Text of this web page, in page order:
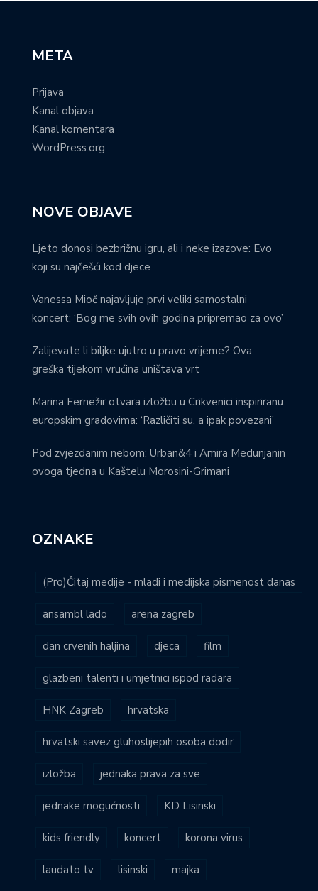
META
Prijava
Kanal objava
Kanal komentara
WordPress.org
NOVE OBJAVE
Ljeto donosi bezbrižnu igru, ali i neke izazove: Evo
koji su najčešći kod djece
Vanessa Mioč najavljuje prvi veliki samostalni
koncert: ‘Bog me svih ovih godina pripremao za ovo’
Zalijevate li biljke ujutro u pravo vrijeme? Ova
greška tijekom vrućina uništava vrt
Marina Fernežir otvara izložbu u Crikvenici inspiriranu
europskim gradovima: ‘Različiti su, a ipak povezani’
Pod zvjezdanim nebom: Urban&4 i Amira Medunjanin
ovoga tjedna u Kaštelu Morosini-Grimani
OZNAKE
(Pro)Čitaj medije - mladi i medijska pismenost danas
ansambl lado arena zagreb
dan crvenih haljina djeca film
glazbeni talenti i umjetnici ispod radara
HNK Zagreb hrvatska
hrvatski savez gluhoslijepih osoba dodir
izložba jednaka prava za sve
jednake mogućnosti KD Lisinski
kids friendly koncert korona virus
laudato tv lisinski majka